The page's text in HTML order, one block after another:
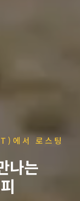
에서 로스팅
나는